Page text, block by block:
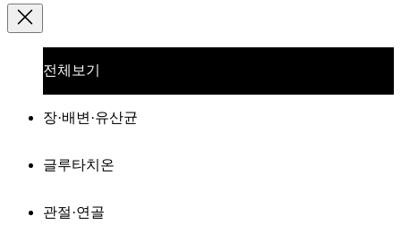
전체보기
장·배변·유산균
글루타치온
관절·연골